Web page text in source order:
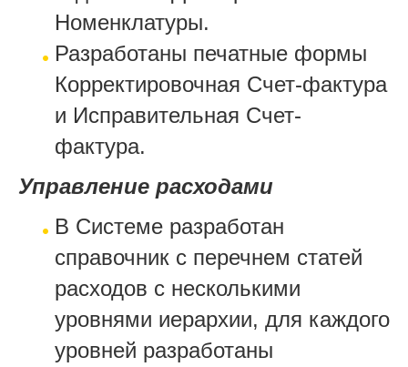
Номенклатуры.
Разработаны печатные формы
Корректировочная Счет-фактура
и Исправительная Счет-
фактура.
Управление расходами
В Системе разработан
справочник с перечнем статей
расходов с несколькими
уровнями иерархии, для каждого
уровней разработаны